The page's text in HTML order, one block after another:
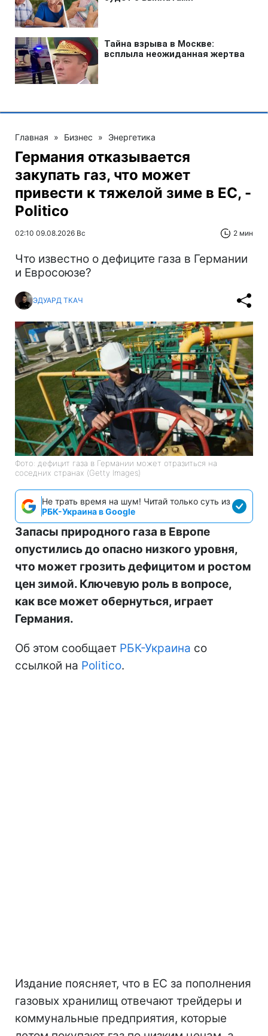
Главная » Бизнес » Энергетика
Германия отказывается
закупать газ, что может
привести к тяжелой зиме в ЕС, -
Politico
02:10 09.08.2026 Вс 2 мин
Что известно о дефиците газа в Германии
и Евросоюзе?
ЭДУАРД ТКАЧ
Фото: дефицит газа в Германии может отразиться на
соседних странах (Getty Images)
Не трать время на шум! Читай только суть из
РБК-Украина в Google
Запасы природного газа в Европе
опустились до опасно низкого уровня,
что может грозить дефицитом и ростом
цен зимой. Ключевую роль в вопросе,
как все может обернуться, играет
Германия.
Об этом сообщает РБК-Украина со
ссылкой на Politico.
Издание поясняет, что в ЕС за пополнения
газовых хранилищ отвечают трейдеры и
коммунальные предприятия, которые